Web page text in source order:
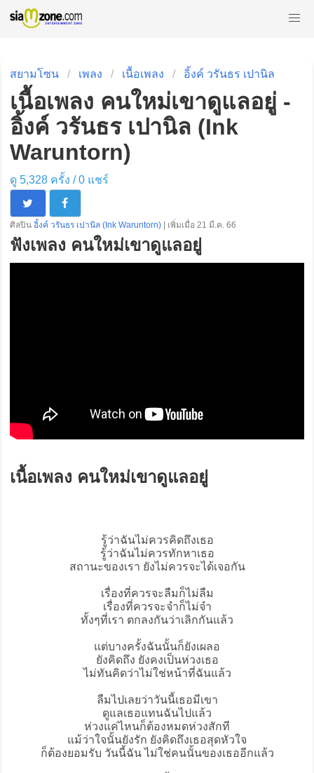
สยามโซน เพลง เนื้อเพลง อิ้งค์ วรันธร เปานิล
เนื้อเพลง คนใหม่เขาดูแลอยู่ -
อิ้งค์ วรันธร เปานิล (Ink
Waruntorn)
ดู 5,328 ครั้ง /0แชร์
ศิลปิน อิ้งค์ วรันธร เปานิล (Ink Waruntorn) | เพิ่มเมื่อ 21 มี.ค. 66
ฟังเพลง คนใหม่เขาดูแลอยู่
เนื้อเพลง คนใหม่เขาดูแลอยู่
รู้ว่าฉันไม่ควรคิดถึงเธอ
รู้ว่าฉันไม่ควรทักหาเธอ
สถานะของเรา ยังไม่ควรจะได้เจอกัน
เรื่องที่ควรจะลืมก็ไม่ลืม
เรื่องที่ควรจะจำก็ไม่จำ
ทั้งๆที่เรา ตกลงกันว่าเลิกกันแล้ว
แต่บางครั้งฉันนั้นก็ยังเผลอ
ยังคิดถึง ยังคงเป็นห่วงเธอ
ไม่ทันคิดว่าไม่ใช่หน้าที่ฉันแล้ว
ลืมไปเลยว่าวันนี้เธอมีเขา
ดูแลเธอแทนฉันไปแล้ว
ห่วงแค่ไหนก็ต้องหมดห่วงสักที
แม้ว่าใจนั้นยังรัก ยังคิดถึงเธอสุดหัวใจ
ก็ต้องยอมรับ วันนี้ฉัน ไม่ใช่คนนั้นของเธออีกแล้ว